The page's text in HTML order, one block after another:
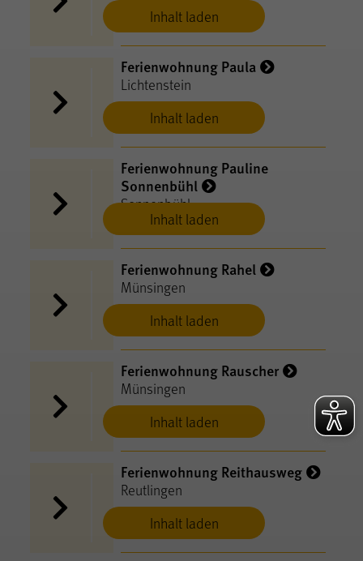
Inhalt laden
Inhalt laden
Ferienwohnung Paula
Lichtenstein
Inhalt laden
Ferienwohnung Pauline
Sonnenbühl
Sonnenbühl
Inhalt laden
Ferienwohnung Rahel
Münsingen
Inhalt laden
Ferienwohnung Rauscher
Münsingen
Inhalt laden
Ferienwohnung Reithausweg
Reutlingen